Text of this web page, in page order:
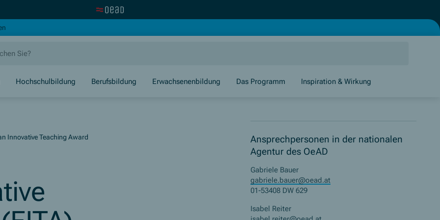
Hochschulbildung Berufsbildung Erwachsenenbildung Das Programm Inspiration & Wirkung
Innovative Teaching Award
Ansprechpersonen in der nationalen
Agentur des OeAD
Gabriele Bauer
gabriele.bauer@oead.at
01-53408 DW 629
Isabel Reiter